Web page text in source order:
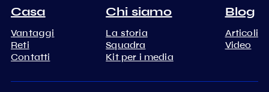
Casa
Vantaggi
Reti
Contatti
Chi siamo
La storia
Squadra
Kit per i media
Blog
Articoli
Video